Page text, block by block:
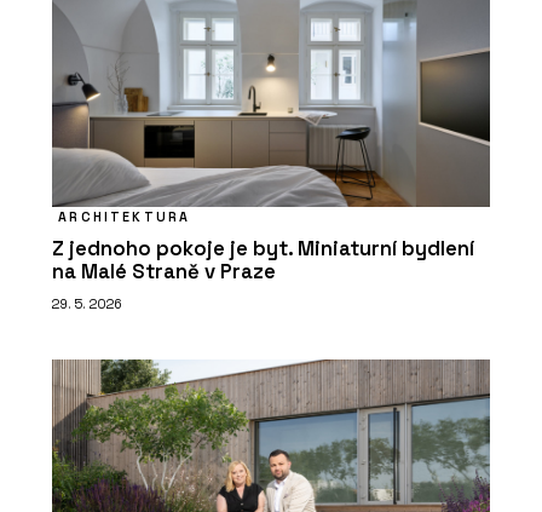
ARCHITEKTURA
Z jednoho pokoje je byt. Miniaturní bydlení
na Malé Straně v Praze
29. 5. 2026